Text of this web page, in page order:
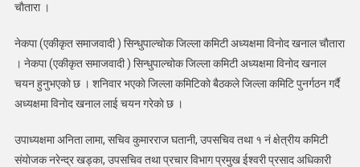
)
सिन्धुपाल्चोक
जिल्ला
विनाेद
खनाल
चाैतारा ।
नेकपा (एकीकृत समाजवादी ) सिन्धुपाल्चोक जिल्ला कमिटी अध्यक्षमा विनाेद खनाल चाैतारा
। नेकपा (एकीकृत समाजवादी ) सिन्धुपाल्चोक जिल्ला कमिटी अध्यक्षमा विनाेद खनाल
चयन हुनुभएकाे छ । शनिवार भएकाे जिल्ला कमिटिकाे बैठकले जिल्ला कमिटि पुनर्गठन गर्दै
अध्यक्षमा विनाेद खनाल लाई चयन गरेकाे छ ।
उपाध्यक्षमा अनिता लामा, सचिव कुमारराज घतानी, उपसचिव तथा १ नं क्षेत्रीय कमिटी
संयाेजक नरेन्द्र खड्का, उपसचिव तथा प्रचार विभाग प्रमुख ईश्वरी प्रसाद अधिकारी